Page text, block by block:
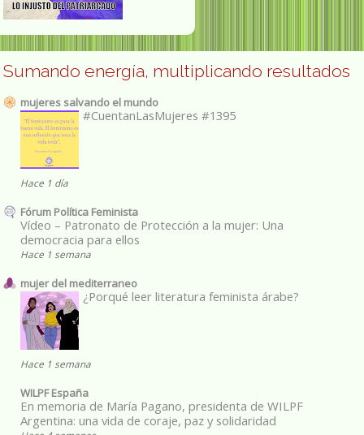
Sumando energía, multiplicando resultados
mujeres salvando el mundo
#CuentanLasMujeres #1395
Hace 1 día
Fórum Política Feminista
Vídeo – Patronato de Protección a la mujer: Una
democracia para ellos
Hace 1 semana
mujer del mediterraneo
¿Porqué leer literatura feminista árabe?
Hace 1 semana
WILPF España
En memoria de María Pagano, presidenta de WILPF
Argentina: una vida de coraje, paz y solidaridad